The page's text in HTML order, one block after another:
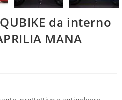
da interno
MANA